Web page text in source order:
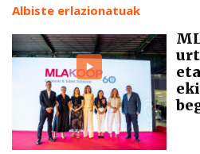
Albiste erlazionatuak